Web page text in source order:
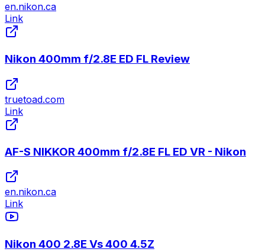
en.nikon.ca
Link
Nikon 400mm f/2.8E ED FL Review
truetoad.com
Link
AF-S NIKKOR 400mm f/2.8E FL ED VR - Nikon
en.nikon.ca
Link
Nikon 400 2.8E Vs 400 4.5Z